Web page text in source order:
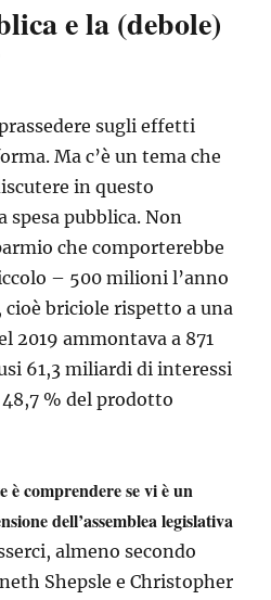
e la (debole)
sugli effetti
Ma c’è un tema che
in questo
spesa pubblica. Non
che comporterebbe
– 500 milioni l’anno
briciole rispetto a una
2019 ammontava a 871
61,3 miliardi di interessi
% del prodotto
è comprendere se vi è un
dell’assemblea legislativa
almeno secondo
Shepsle e Christopher